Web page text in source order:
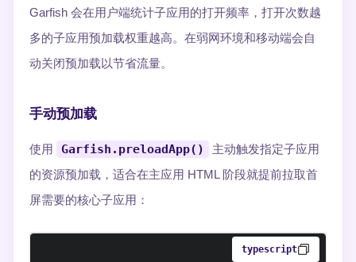
Garfish 会在用户端统计子应用的打开频率，打开次数越
多的子应用预加载权重越高。在弱网环境和移动端会自
动关闭预加载以节省流量。
手动预加载
使用 Garfish.preloadApp()
主动触发指定子应用
的资源预加载，适合在主应用 HTML 阶段就提前拉取首
屏需要的核心子应用：
typescript